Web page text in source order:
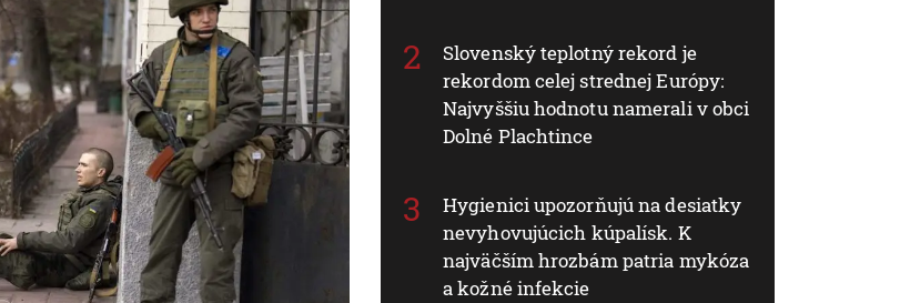
Slovenský teplotný rekord je
rekordom celej strednej Európy:
Najvyššiu hodnotu namerali v obci
Dolné Plachtince
Hygienici upozorňujú na desiatky
nevyhovujúcich kúpalísk. K
najväčším hrozbám patria mykóza
a kožné infekcie